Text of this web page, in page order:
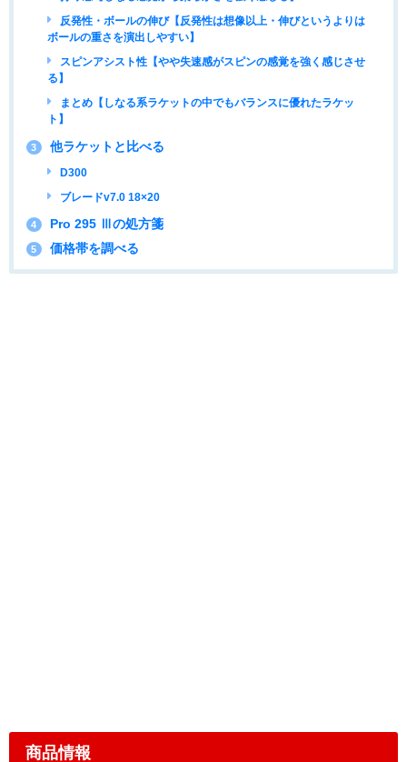
反発性・ボールの伸び【反発性は想像以上・伸びというよりは
ボールの重さを演出しやすい】
スピンアシスト性【やや失速感がスピンの感覚を強く感じさせ
る】
まとめ【しなる系ラケットの中でもバランスに優れたラケッ
ト】
3 他ラケットと比べる
D300
ブレードv7.0 18×20
4 Pro 295 Ⅲの処方箋
5 価格帯を調べる
商品情報